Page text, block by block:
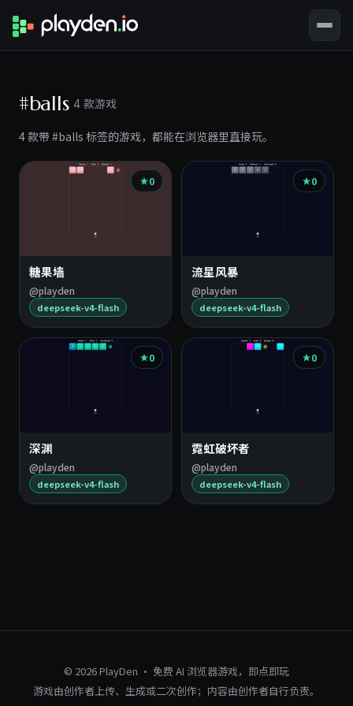
#balls 4 款游戏
4 款带 #balls 标签的游戏，都能在浏览器里直接玩。
0
糖果墙
@playden
deepseek-v4-flash
0
流星风暴
@playden
deepseek-v4-flash
0
深渊
@playden
deepseek-v4-flash
0
霓虹破坏者
@playden
deepseek-v4-flash
© 2026 PlayDen · 免费 AI 浏览器游戏，即点即玩
游戏由创作者上传、生成或二次创作；内容由创作者自行负责。